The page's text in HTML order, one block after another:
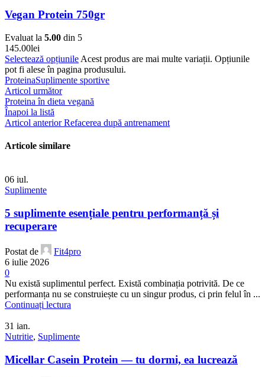
Vegan Protein 750gr
Evaluat la 5.00 din 5
145.00lei
Selectează opțiunile Acest produs are mai multe variații. Opțiunile
pot fi alese în pagina produsului.
ProteinaSuplimente sportive
Articol următor
Proteina ​​în dieta vegană
Înapoi la listă
Articol anterior Refacerea după antrenament
Articole similare
06 iul.
Suplimente
5 suplimente esențiale pentru performanță și
recuperare
Postat de
Fit4pro
6 iulie 2026
0
Nu există suplimentul perfect. Există combinația potrivită. De ce
performanța nu se construiește cu un singur produs, ci prin felul în ...
Continuați lectura
31 ian.
Nutritie, Suplimente
Micellar Casein Protein — tu dormi, ea lucrează